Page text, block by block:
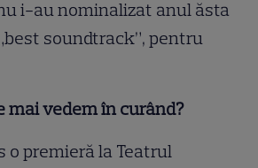
i-au nominalizat anul ăsta
soundtrack”, pentru
mai vedem în curând?
o premieră la Teatrul